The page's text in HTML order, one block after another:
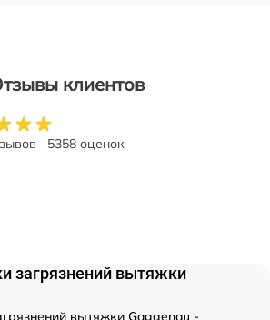
клиентов
5358 оценок
загрязнений вытяжки
вытяжки Gaggenau -